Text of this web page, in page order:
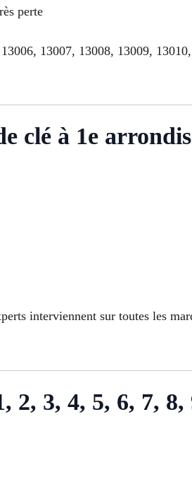
perte
13007, 13008, 13009,
clé à 1e
interviennent sur toutes les
2, 3, 4, 5, 6, 7, 8,